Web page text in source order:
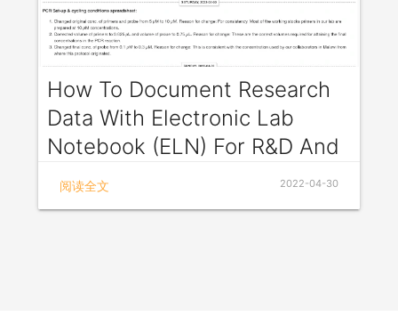
management, file sharing, and version control,
which enhance the accuracy and efficiency of
research processes. Labii ELN is designed to
simplify the research workflow and increase
productivity, saving researchers time and effort.
How To Document Research
Data With Electronic Lab
Notebook (ELN) For R&D And
Production
Research and develop, or R&D for short, are
阅读全文 2022-04-30